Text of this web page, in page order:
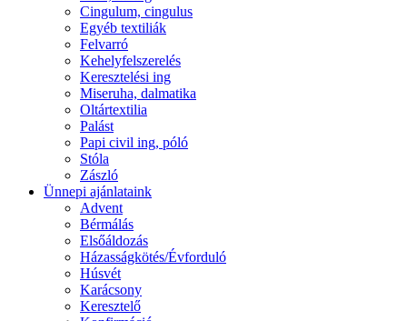
Cingulum, cingulus
Egyéb textiliák
Felvarró
Kehelyfelszerelés
Keresztelési ing
Miseruha, dalmatika
Oltártextilia
Palást
Papi civil ing, póló
Stóla
Zászló
Ünnepi ajánlataink
Advent
Bérmálás
Elsőáldozás
Házasságkötés/Évforduló
Húsvét
Karácsony
Keresztelő